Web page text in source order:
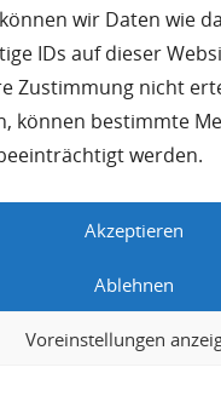
wir Daten wie
IDs auf dieser
Zustimmung nicht
können bestimmte
werden.
Akzeptieren
Ablehnen
Voreinstellungen
Sie uns für ein
— Unabhängige
Fragen